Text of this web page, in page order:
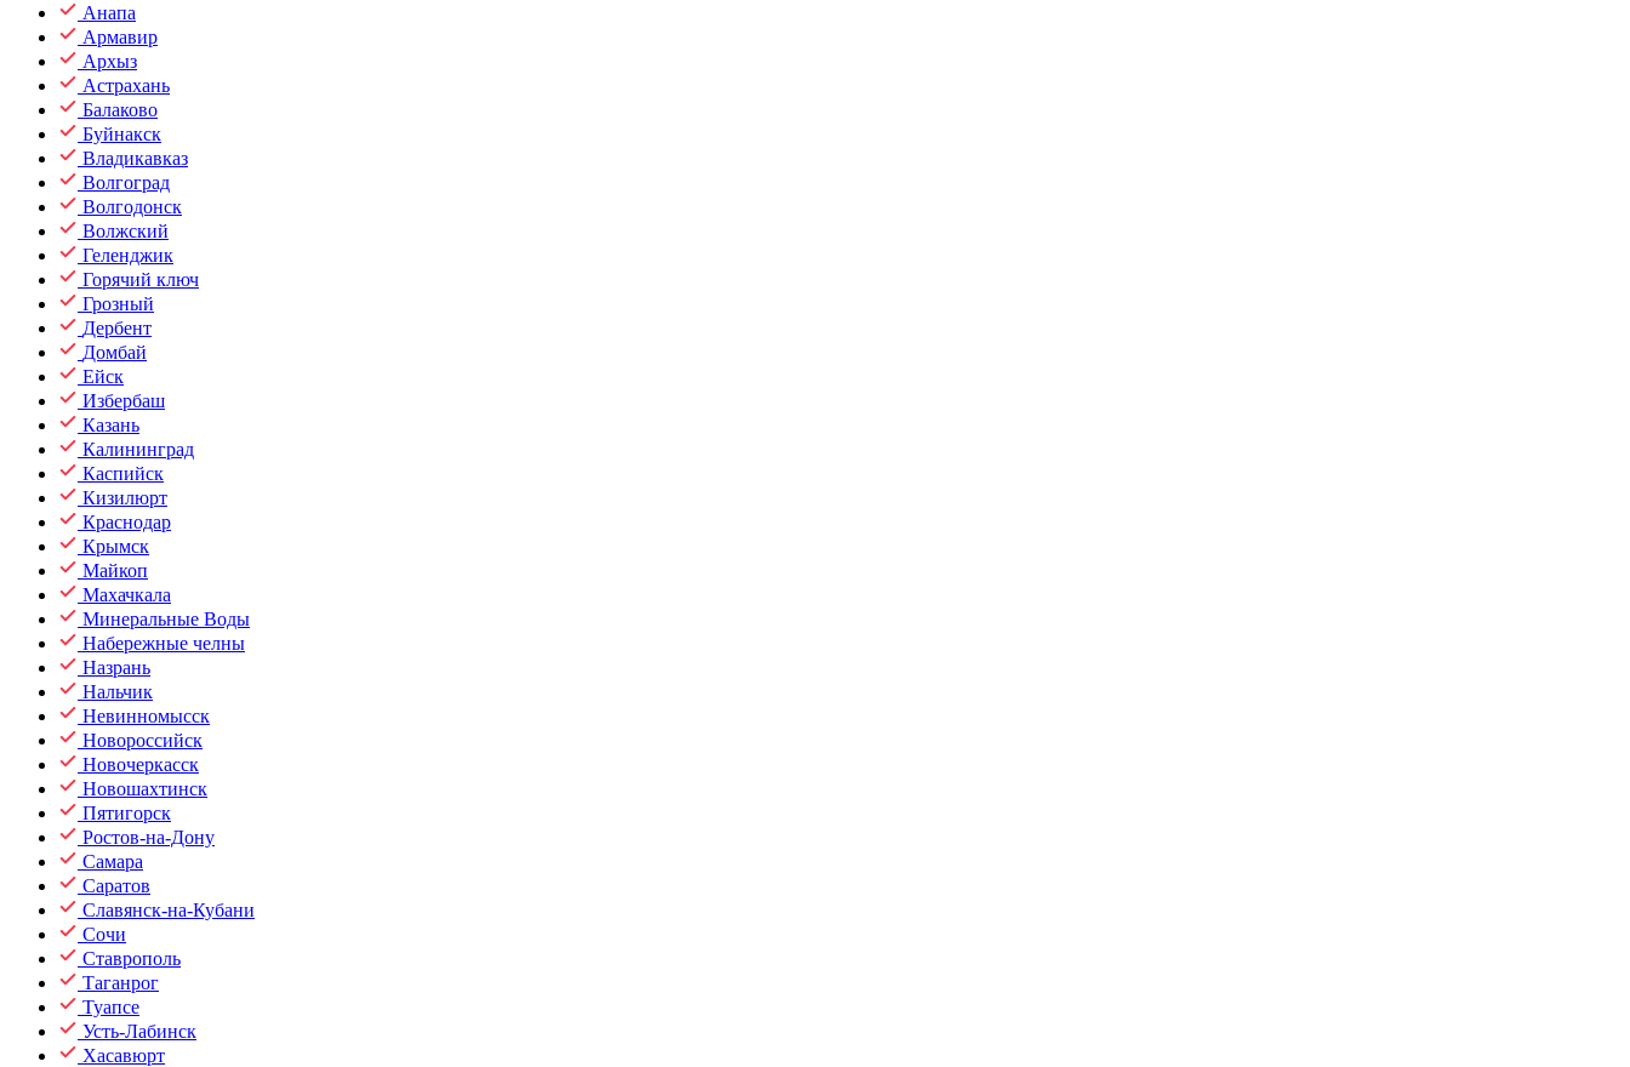
Анапа
Армавир
Архыз
Астрахань
Балаково
Буйнакск
Владикавказ
Волгоград
Волгодонск
Волжский
Геленджик
Горячий ключ
Грозный
Дербент
Домбай
Ейск
Избербаш
Казань
Калининград
Каспийск
Кизилюрт
Краснодар
Крымск
Майкоп
Махачкала
Минеральные Воды
Набережные челны
Назрань
Нальчик
Невинномысск
Новороссийск
Новочеркасск
Новошахтинск
Пятигорск
Ростов-на-Дону
Самара
Саратов
Славянск-на-Кубани
Сочи
Ставрополь
Таганрог
Туапсе
Усть-Лабинск
Хасавюрт